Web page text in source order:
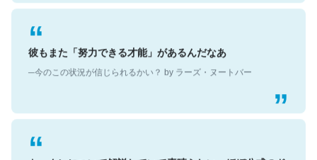
彼もまた「努力できる才能」があるんだなあ
─今のこの状況が信じられるかい？ by ラーズ・ヌートバー
トークンについて解説していて素晴らしい。ほぼ公式のド